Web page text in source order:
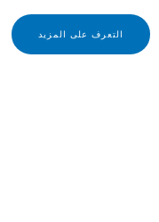
التعرف على المزيد